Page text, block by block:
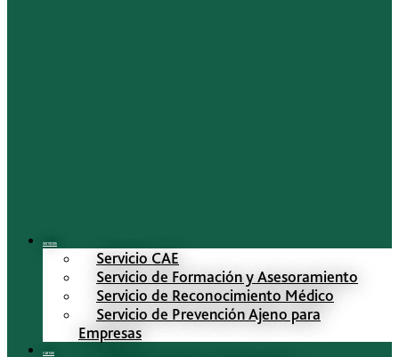
Servicios
Servicio CAE
Servicio de Formación y Asesoramiento
Servicio de Reconocimiento Médico
Servicio de Prevención Ajeno para
Empresas
Cursos